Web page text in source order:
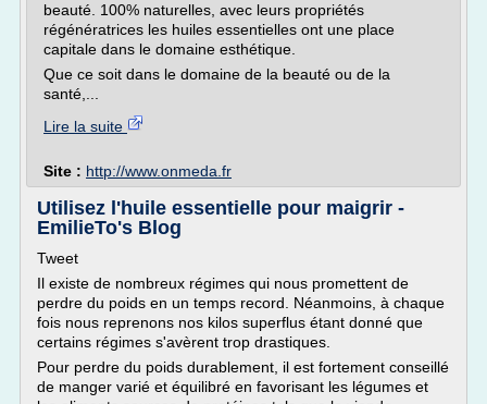
beauté. 100% naturelles, avec leurs propriétés
régénératrices les huiles essentielles ont une place
capitale dans le domaine esthétique.
Que ce soit dans le domaine de la beauté ou de la
santé,...
Lire la suite
Site : http://www.onmeda.fr
Utilisez l'huile essentielle pour maigrir -
EmilieTo's Blog
Tweet
Il existe de nombreux régimes qui nous promettent de
perdre du poids en un temps record. Néanmoins, à chaque
fois nous reprenons nos kilos superflus étant donné que
certains régimes s'avèrent trop drastiques.
Pour perdre du poids durablement, il est fortement conseillé
de manger varié et équilibré en favorisant les légumes et